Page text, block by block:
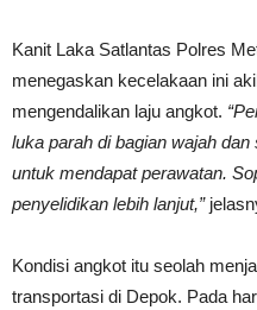
Kanit Laka Satlantas Polres
menegaskan kecelakaan ini
mengendalikan laju angkot.
luka parah di bagian wajah
untuk mendapat perawatan.
penyelidikan lebih lanjut,”
Kondisi angkot itu seolah
transportasi di Depok. Pada